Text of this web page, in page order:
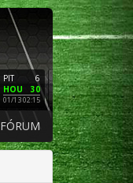
6
PIT
30
HOU
01/13 02:15
16
NE
3
LAC
01/12 02:00
PHI
SF
01/11
FÓRUM